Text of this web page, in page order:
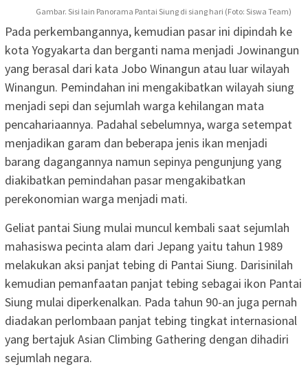
Gambar. Sisi lain Panorama Pantai Siung di siang hari (Foto: Siswa Team)
Pada perkembangannya, kemudian pasar ini dipindah ke
kota Yogyakarta dan berganti nama menjadi Jowinangun
yang berasal dari kata Jobo Winangun atau luar wilayah
Winangun. Pemindahan ini mengakibatkan wilayah siung
menjadi sepi dan sejumlah warga kehilangan mata
pencahariaannya. Padahal sebelumnya, warga setempat
menjadikan garam dan beberapa jenis ikan menjadi
barang dagangannya namun sepinya pengunjung yang
diakibatkan pemindahan pasar mengakibatkan
perekonomian warga menjadi mati.
Geliat pantai Siung mulai muncul kembali saat sejumlah
mahasiswa pecinta alam dari Jepang yaitu tahun 1989
melakukan aksi panjat tebing di Pantai Siung. Darisinilah
kemudian pemanfaatan panjat tebing sebagai ikon Pantai
Siung mulai diperkenalkan. Pada tahun 90-an juga pernah
diadakan perlombaan panjat tebing tingkat internasional
yang bertajuk Asian Climbing Gathering dengan dihadiri
sejumlah negara.